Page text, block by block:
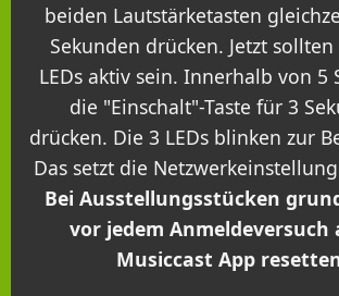
beiden Lautstärketasten
Sekunden drücken. Jetzt
LEDs aktiv sein. Innerhalb von 5
die "Einschalt"-Taste für 3
drücken. Die 3 LEDs blinken zur
Das setzt die
Bei Ausstellungsstücken
vor jedem Anmeldeversuch
Musiccast App